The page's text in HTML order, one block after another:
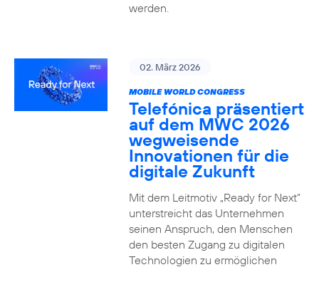
werden.
02. März 2026
MOBILE WORLD CONGRESS
Telefónica präsentiert
auf dem MWC 2026
wegweisende
Innovationen für die
digitale Zukunft
Mit dem Leitmotiv „Ready for Next“
unterstreicht das Unternehmen
seinen Anspruch, den Menschen
den besten Zugang zu digitalen
Technologien zu ermöglichen